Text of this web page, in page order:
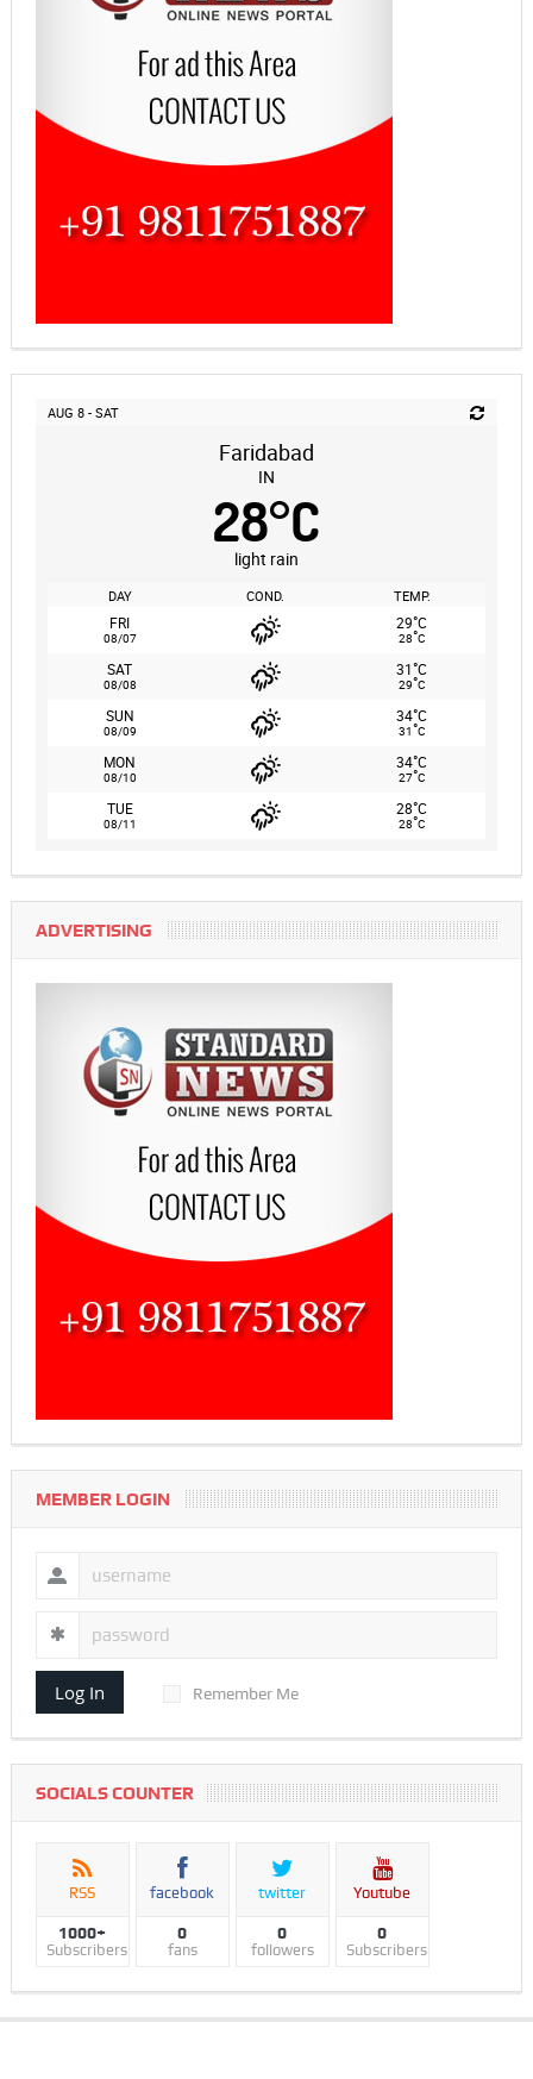
AUG 8 - SAT
Faridabad
IN
28°C
light rain
DAY COND. TEMP.
FRI
08/07
29°C
28°C
SAT
08/08
31°C
29°C
SUN
08/09
34°C
31°C
MON
08/10
34°C
27°C
TUE
08/11
28°C
28°C
ADVERTISING
MEMBER LOGIN
Log In Remember Me
SOCIALS COUNTER
RSS
1000+
Subscribers
facebook
0
fans
twitter
0
followers
Youtube
0
Subscribers